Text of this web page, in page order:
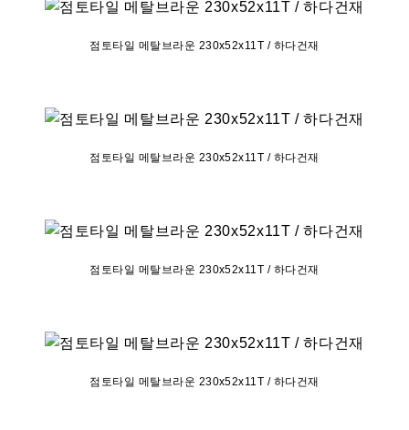
점토타일 메탈브라운 230x52x11T / 하다건재
점토타일 메탈브라운 230x52x11T / 하다건재
점토타일 메탈브라운 230x52x11T / 하다건재
점토타일 메탈브라운 230x52x11T / 하다건재